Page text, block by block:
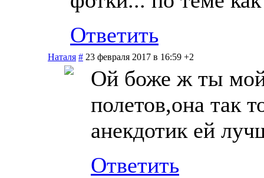
Ответить
Наталя # 23 февраля 2017 в 16:59 +2
Ой боже ж ты
полетов,она так
анекдотик ей
Ответить